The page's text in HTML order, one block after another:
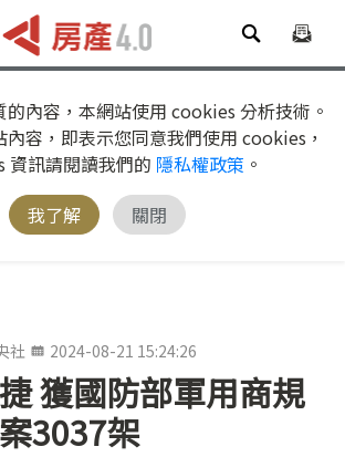
的內容，本網站使用 cookies 分析技術。
容，即表示您同意我們使用 cookies，
資訊請閱讀我們的 隱私權政策 。
我了解
關閉
社 2024-08-21 15:24:26
獲國防部軍用商規
3037架